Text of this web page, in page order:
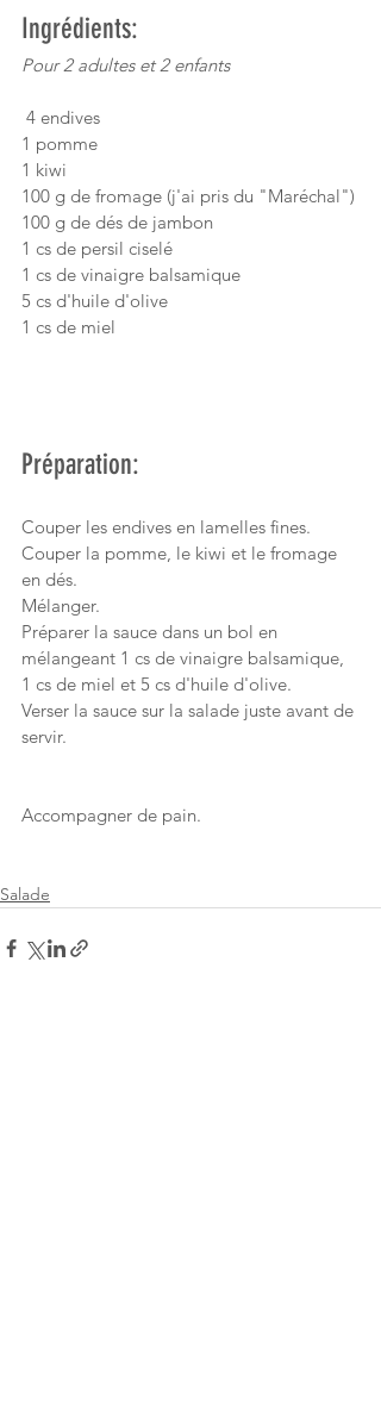
Ingrédients:
Pour 2 adultes et 2 enfants
4 endives
1 pomme
1 kiwi
100 g de fromage (j'ai pris du "Maréchal")
100 g de dés de jambon
1 cs de persil ciselé
1 cs de vinaigre balsamique
5 cs d'huile d'olive
1 cs de miel
Préparation:
Couper les endives en lamelles fines.
Couper la pomme, le kiwi et le fromage
en dés.
Mélanger.
Préparer la sauce dans un bol en
mélangeant 1 cs de vinaigre balsamique,
1 cs de miel et 5 cs d'huile d'olive.
Verser la sauce sur la salade juste avant de
servir.
Accompagner de pain.
Salade